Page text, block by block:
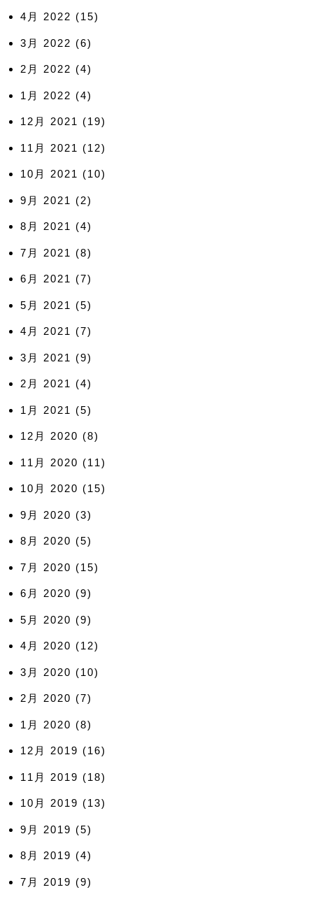
4月 2022 (15)
3月 2022 (6)
2月 2022 (4)
1月 2022 (4)
12月 2021 (19)
11月 2021 (12)
10月 2021 (10)
9月 2021 (2)
8月 2021 (4)
7月 2021 (8)
6月 2021 (7)
5月 2021 (5)
4月 2021 (7)
3月 2021 (9)
2月 2021 (4)
1月 2021 (5)
12月 2020 (8)
11月 2020 (11)
10月 2020 (15)
9月 2020 (3)
8月 2020 (5)
7月 2020 (15)
6月 2020 (9)
5月 2020 (9)
4月 2020 (12)
3月 2020 (10)
2月 2020 (7)
1月 2020 (8)
12月 2019 (16)
11月 2019 (18)
10月 2019 (13)
9月 2019 (5)
8月 2019 (4)
7月 2019 (9)